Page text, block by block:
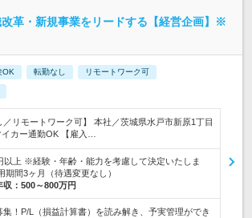
革・新規事業をリードする【経営企画】※
OK 転勤なし リモートワーク可
／リモートワーク可】 本社／茨城県水戸市新原1丁目
カー通勤OK 【雇入…
以上 ※経験・年齢・能力を考慮して決定いたしま
間3ヶ月（待遇変更なし）
： 500～800万円
集！P/L（損益計算書）を読み解き、予実管理ができ